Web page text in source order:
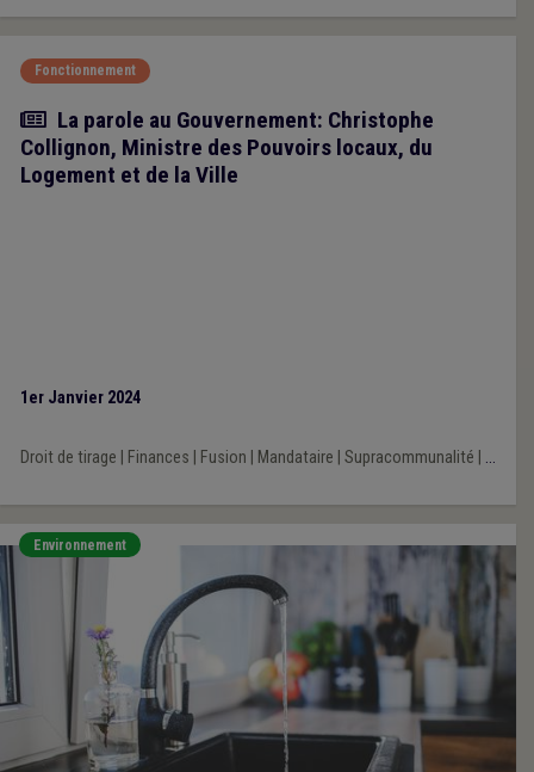
Fonctionnement
Article
La parole au Gouvernement: Christophe
Collignon, Ministre des Pouvoirs locaux, du
Logement et de la Ville
1er Janvier 2024
Droit de tirage Finances Fusion Mandataire Supracommunalité ...
Environnement